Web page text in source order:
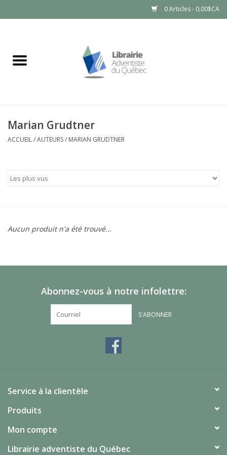
0 Articles - 0,00$CA
Marian Grudtner
ACCUEIL/AUTEURS/ MARIAN GRUDTNER
Aucun produit n'a été trouvé...
Abonnez-vous à notre infolettre:
S'ABONNER
Service à la clientèle
Produits
Mon compte
Librairie adventiste du Québec